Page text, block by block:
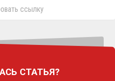
ссылку
СТАТЬЯ?